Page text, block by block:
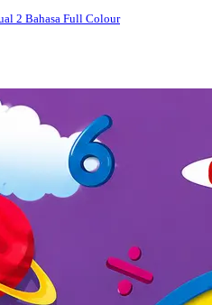
2 Bahasa Full Colour